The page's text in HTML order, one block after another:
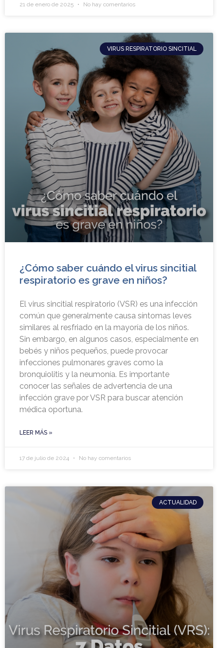
21 de enero de 2025 No hay comentarios
VIRUS RESPIRATORIO SINCITIAL
¿Cómo saber cuándo el virus sincitial
respiratorio es grave en niños?
El virus sincitial respiratorio (VSR) es una infección
común que generalmente causa síntomas leves
similares al resfriado en la mayoría de los niños.
Sin embargo, en algunos casos, especialmente en
bebés y niños pequeños, puede provocar
infecciones pulmonares graves como la
bronquiolitis y la neumonía. Es importante
conocer las señales de advertencia de una
infección grave por VSR para buscar atención
médica oportuna.
LEER MÁS »
17 de julio de 2024 No hay comentarios
ACTUALIDAD